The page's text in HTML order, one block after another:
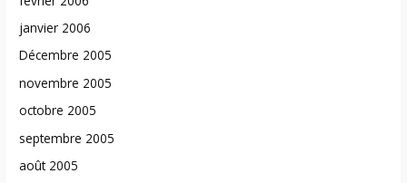
janvier 2006
Décembre 2005
novembre 2005
octobre 2005
septembre 2005
août 2005